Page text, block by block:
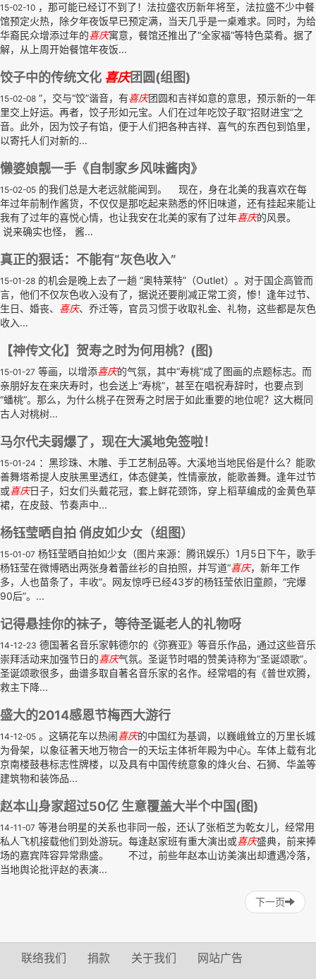
15-02-10 ，那可能已经订不到了！法拉盛农历新年将至，法拉盛不少中餐
馆预定火热，除夕年夜饭早已预定满，当天几乎是一桌难求。同时，为给
华裔民众增添过年的喜庆寓意，餐馆还推出了“全家福”等特色菜肴。据了
解，从上周开始餐馆年夜饭...
饺子中的传统文化 喜庆团圆(组图)
15-02-08 ”，交与“饺”谐音，有喜庆团圆和吉祥如意的意思，预示新的一年
里交上好运。再者，饺子形如元宝。人们在过年吃饺子取“招财进宝”之
音。此外，因为饺子有馅，便于人们把各种吉祥、喜气的东西包到馅里，
以寄托人们对新的...
懒婆娘靓一手《自制家乡风味酱肉》
15-02-05 的我们总是大老远就能闻到。 现在，身在北美的我喜欢在每
年过年前制作酱货，不仅仅是那吃起来熟悉的怀旧味道，还有挂起来能让
我有了过年的喜悦心情，也让我安在北美的家有了过年喜庆的风景。
说来确实也怪， 酱...
真正的狠话：不能有“灰色收入”
15-01-28 的机会是晚上去了一趟 “奥特莱特”（Outlet）。对于国企高管而
言，他们不仅灰色收入没有了，据说还要削减正常工资，惨！逢年过节、
生日、婚丧、 喜庆、乔迁等，官员习惯于收取礼金、礼物，这些都是灰色
收入...
【神传文化】贺寿之时为何用桃？(图)
15-01-27 等画，以增添喜庆的气氛，其中“寿桃”成了图画的点题标志。而
亲朋好友在来庆寿时，也会送上“寿桃”，甚至在唱祝寿辞时，也要点到
“蟠桃”。那么，为什么桃子在贺寿之时居于如此重要的地位呢？这大概同
古人对桃树...
马尔代夫弱爆了，现在大溪地免签啦！
15-01-24 ：黑珍珠、木雕、手工艺制品等。大溪地当地民俗是什么？能歌
善舞塔希提人皮肤黑里透红，体态健美，性情豪放，能歌善舞。逢年过节
或喜庆日子，妇女们头戴花冠，套上鲜花颈饰，穿上稻草编成的金黄色草
裙，在皮鼓、节奏声中...
杨钰莹晒自拍 俏皮如少女（组图）
15-01-07 杨钰莹晒自拍如少女（图片来源：腾讯娱乐）1月5日下午，歌手
杨钰莹在微博晒出两张身着蕾丝衫的自拍照，并写道“喜庆，新年工作
多，人也苗条了，丰收”。网友惊呼已经43岁的杨钰莹依旧童颜，“完爆
90后”。...
记得悬挂你的袜子，等待圣诞老人的礼物呀
14-12-23 德国著名音乐家韩德尔的《弥赛亚》等音乐作品，通过这些音乐
崇拜活动来加强节日的喜庆气氛。圣诞节时唱的赞美诗称为“圣诞颂歌”。
圣诞颂歌很多，曲谱多取自著名音乐家的名作。经常唱的有《普世欢腾，
救主下降...
盛大的2014感恩节梅西大游行
14-12-05 。这辆花车以热闹喜庆的中国红为基调，以巍峨耸立的万里长城
为骨架，以象征著天地万物合一的天坛主体祈年殿为中心。车体上载有北
京南楼鼓巷标志性牌楼，以及具有中国传统意象的烽火台、石狮、华盖等
建筑物和装饰品...
赵本山身家超过50亿 生意覆盖大半个中国(图)
14-11-07 等港台明星的关系也非同一般，还认了张栢芝为乾女儿，经常用
私人飞机接载他们到处游玩。每逢赵家班有重大演出或喜庆盛典，前来捧
场的嘉宾阵容异常鼎盛。 不过，前些年赵本山访美演出却遭遇冷落，
当地舆论批评赵的表演...
下一页
联络我们 捐款 关于我们 网站广告